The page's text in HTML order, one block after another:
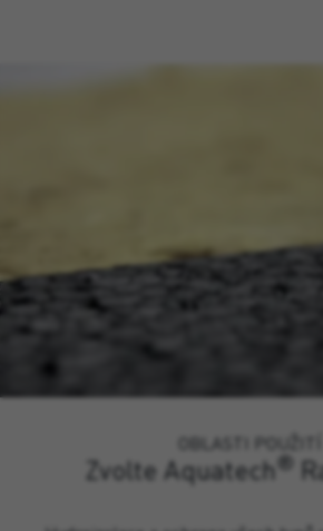
OBLASTI POUŽITÍ
Zvolte Aquatech ®